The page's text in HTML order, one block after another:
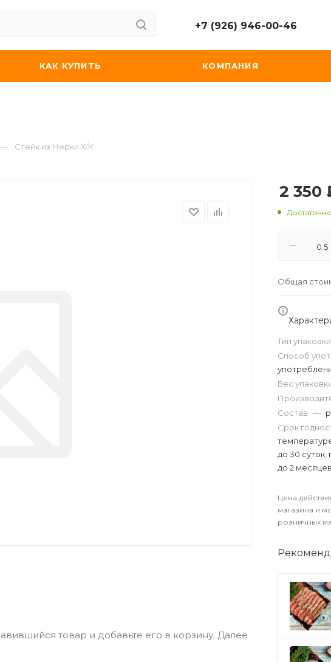
+7 (926) 946-00-46
КАК КУПИТЬ КОМПАНИЯ
— Стейк из Нерки Х/К
товар и добавьте его в корзину. Далее
2 350
Достаточно
Общая
Тип упаковки
Способ
Вес
Состав —
Срок
до 30
до 2 месяцев
Цена
магазина и
розничных